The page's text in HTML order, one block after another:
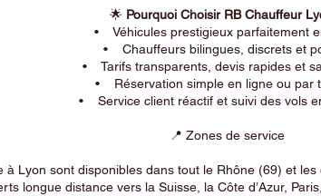
🌟 Pourquoi Choisir RB Chauffeur
• Véhicules prestigieux parfaitement
• Chauffeurs bilingues, discrets et
• Tarifs transparents, devis rapides et
• Réservation simple en ligne ou par
• Service client réactif et suivi des vols
📍 Zones de service
à Lyon sont disponibles dans tout le Rhône (69) et
longue distance vers la Suisse, la Côte d’Azur,